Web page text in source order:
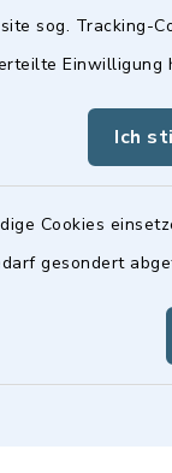
sog. Tracking-
Ich
Cookies
gesondert
12:00 Uhr
zusätzlich:
Uhr